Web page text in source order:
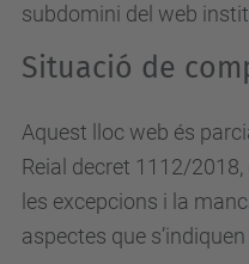
subdomini del web
Situació de
Aquest lloc web és
Reial decret 1112/
les excepcions i la
aspectes que